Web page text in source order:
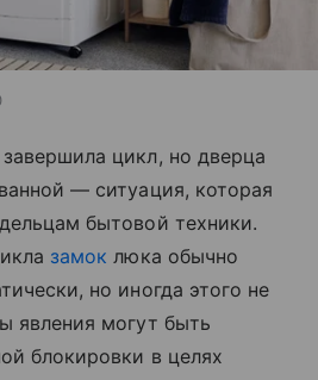
цикл, но дверца
— ситуация, которая
бытовой техники.
замок люка обычно
но иногда этого не
явления могут быть
блокировки в целях